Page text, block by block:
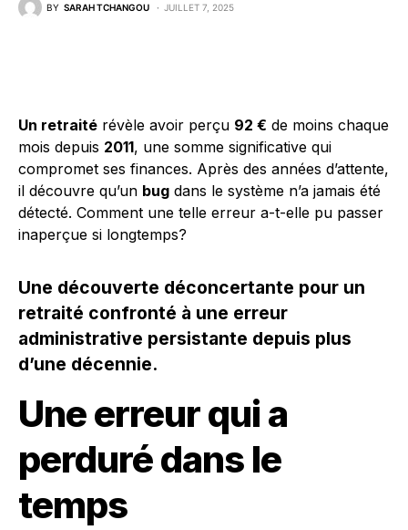
BY SARAH TCHANGOU JUILLET 7, 2025
Un retraité révèle avoir perçu 92 € de moins chaque
mois depuis 2011, une somme significative qui
compromet ses finances. Après des années d’attente,
il découvre qu’un bug dans le système n’a jamais été
détecté. Comment une telle erreur a-t-elle pu passer
inaperçue si longtemps?
Une découverte déconcertante pour un
retraité confronté à une erreur
administrative persistante depuis plus
d’une décennie.
Une erreur qui a
perduré dans le
temps